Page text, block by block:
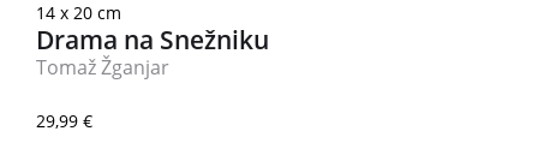
14 x 20 cm
Drama na Snežniku
Tomaž Žganjar
29,99 €